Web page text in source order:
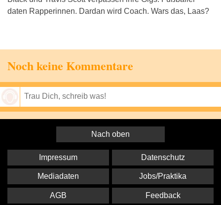
daten Rapperinnen. Dardan wird Coach. Wars das, Laas?
Noch keine Kommentare
Nach oben
Impressum Datenschutz
Mediadaten Jobs/Praktika
AGB Feedback